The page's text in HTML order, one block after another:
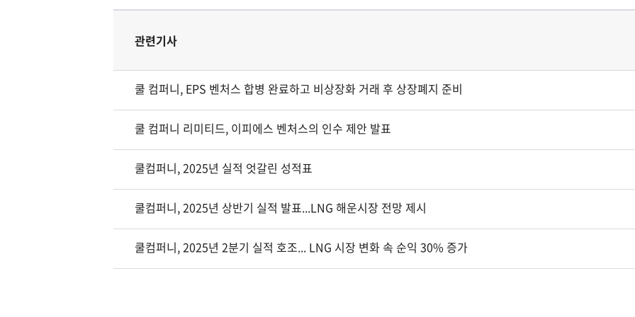
관련기사
쿨 컴퍼니, EPS 벤처스 합병 완료하고 비상장화 거래 후 상장폐지 준비
쿨 컴퍼니 리미티드, 이피에스 벤처스의 인수 제안 발표
쿨컴퍼니, 2025년 실적 엇갈린 성적표
쿨컴퍼니, 2025년 상반기 실적 발표...LNG 해운시장 전망 제시
쿨컴퍼니, 2025년 2분기 실적 호조... LNG 시장 변화 속 순익 30% 증가